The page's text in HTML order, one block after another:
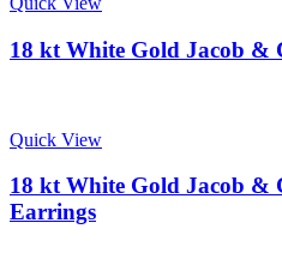
18 kt White Gold Jacob &
Quick View
18 kt White Gold Jacob &
Earrings